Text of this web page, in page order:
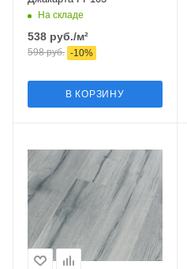
На складе
538 руб./м²
598руб. -10%
В КОРЗИНУ